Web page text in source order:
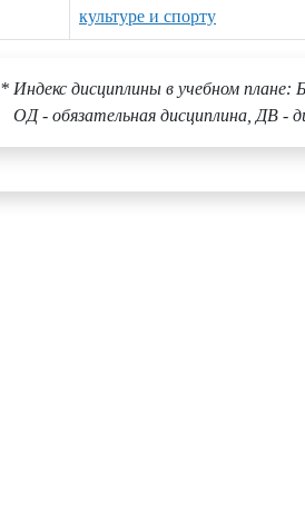
культуре и спорту
* Индекс дисциплины в учебном плане:
ОД - обязательная дисциплина, ДВ -